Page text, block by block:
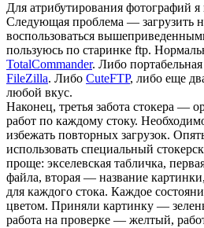
Для атрибутирования фотографий
Следующая проблема — загрузить
воспользоваться
пользуюсь по старинке ftp.
TotalCommander. Либо
FileZilla. Либо CuteFTP, либо еще
любой вкус.
Наконец, третья забота стокера —
работ по каждому стоку.
избежать повторных загрузок.
использовать специальный
проще: экселевская табличка,
файла, вторая — название
для каждого стока. Каждое
цветом. Приняли картинку —
работа на проверке — желтый,